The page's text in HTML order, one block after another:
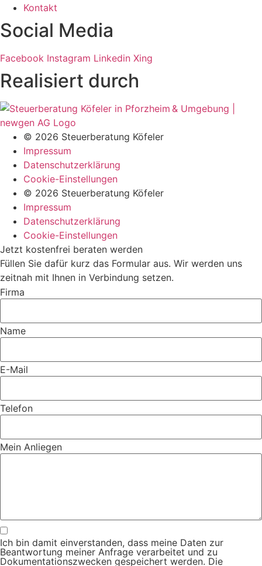
Kontakt
Social Media
Facebook Instagram Linkedin Xing
Realisiert durch
© 2026 Steuerberatung Köfeler
Impressum
Datenschutzerklärung
Cookie-Einstellungen
© 2026 Steuerberatung Köfeler
Impressum
Datenschutzerklärung
Cookie-Einstellungen
Jetzt kostenfrei beraten werden
Füllen Sie dafür kurz das Formular aus. Wir werden uns
zeitnah mit Ihnen in Verbindung setzen.
Firma
Name
E-Mail
Telefon
Mein Anliegen
Ich bin damit einverstanden, dass meine Daten zur
Beantwortung meiner Anfrage verarbeitet und zu
Dokumentationszwecken gespeichert werden. Die